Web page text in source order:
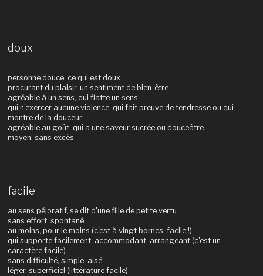
doux
personne douce, ce qui est doux
procurant du plaisir, un sentiment de bien-être
agréable à un sens, qui flatte un sens
qui n'exercer aucune violence, qui fait preuve de tendresse ou qui
montre de la douceur
agréable au goût, qui a une saveur sucrée ou douceâtre
moyen, sans excès
facile
au sens péjoratif, se dit d'une fille de petite vertu
sans effort, spontané
au moins, pour le moins (c'est à vingt bornes, facile !)
qui supporte facilement, accommodant, arrangeant (c'est un
caractère facile)
sans difficulté, simple, aisé
léger, superficiel (littérature facile)